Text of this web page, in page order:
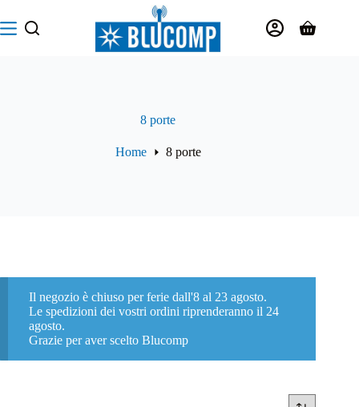
al
contenuto
Carrello
8 porte
Home 8 porte
Il negozio è chiuso per ferie dall'8 al 23 agosto.
Le spedizioni dei vostri ordini riprenderanno il 24
agosto.
Grazie per aver scelto Blucomp